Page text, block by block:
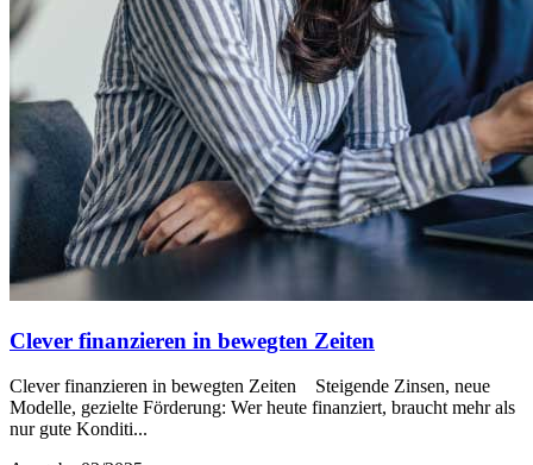
Clever finanzieren in bewegten Zeiten
Clever finanzieren in bewegten Zeiten Steigende Zinsen, neue
Modelle, gezielte Förderung: Wer heute finanziert, braucht mehr als
nur gute Konditi...